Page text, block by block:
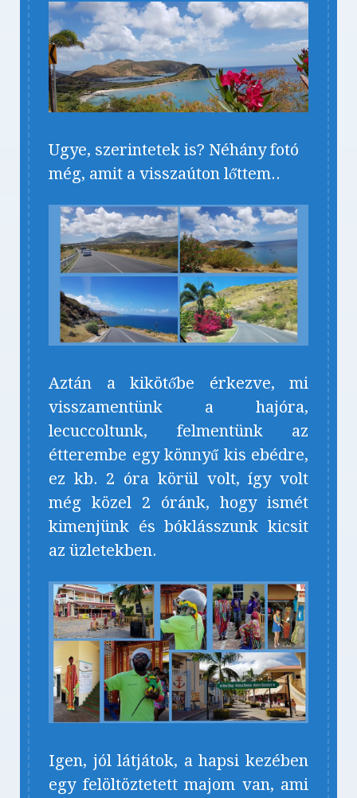
Ugye, szerintetek is? Néhány fotó
még, amit a visszaúton lőttem..
Aztán a kikötőbe érkezve, mi
visszamentünk a hajóra,
lecuccoltunk, felmentünk az
étterembe egy könnyű kis ebédre,
ez kb. 2 óra körül volt, így volt
még közel 2 óránk, hogy ismét
kimenjünk és bóklásszunk kicsit
az üzletekben.
Igen, jól látjátok, a hapsi kezében
egy felöltöztetett majom van, ami